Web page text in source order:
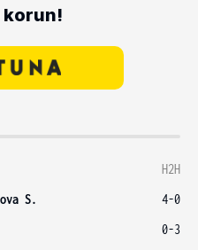
korun!
H2H
S.
4-0
0-3